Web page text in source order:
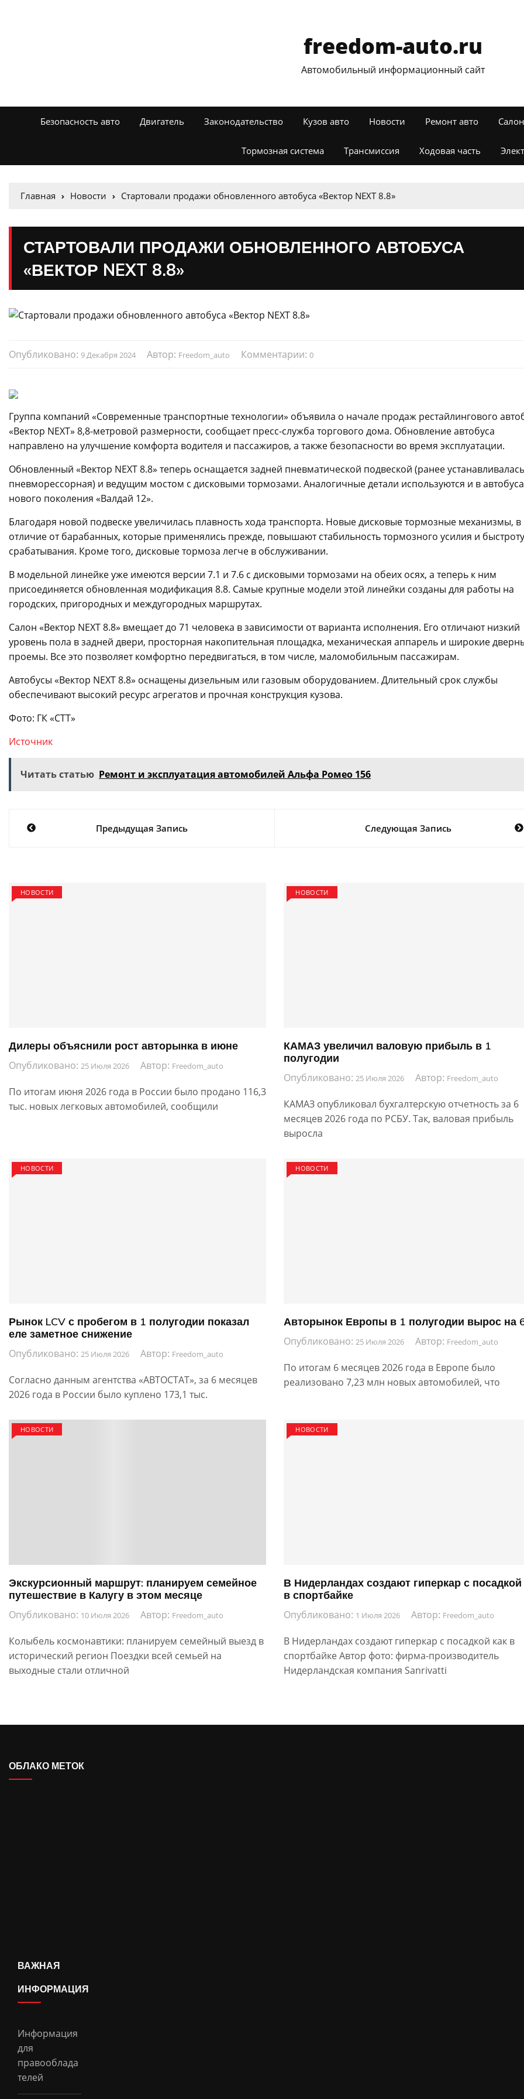
freedom-auto.ru
Автомобильный информационный сайт
Безопасность авто Двигатель Законодательство Кузов авто Новости Ремонт авто
Тормозная система Трансмиссия Ходовая часть
Главная Новости Стартовали продажи обновленного автобуса «Вектор NEXT 8.8»
СТАРТОВАЛИ ПРОДАЖИ ОБНОВЛЕННОГО АВТОБУСА
«ВЕКТОР NEXT 8.8»
Опубликовано: 9 Декабря 2024 Автор: Freedom_auto Комментарии: 0
Группа компаний «Современные транспортные технологии» объявила о начале продаж рестайлингового
«Вектор NEXT» 8,8-метровой размерности, сообщает пресс-служба торгового дома. Обновление автобуса
направлено на улучшение комфорта водителя и пассажиров, а также безопасности во время эксплуатации.
Обновленный «Вектор NEXT 8.8» теперь оснащается задней пневматической подвеской (ранее устанавливалась
пневморессорная) и ведущим мостом с дисковыми тормозами. Аналогичные детали используются и в
нового поколения «Валдай 12».
Благодаря новой подвеске увеличилась плавность хода транспорта. Новые дисковые тормозные механизмы, в
отличие от барабанных, которые применялись прежде, повышают стабильность тормозного усилия и быстроту
срабатывания. Кроме того, дисковые тормоза легче в обслуживании.
В модельной линейке уже имеются версии 7.1 и 7.6 с дисковыми тормозами на обеих осях, а теперь к ним
присоединяется обновленная модификация 8.8. Самые крупные модели этой линейки созданы для работы на
городских, пригородных и междугородных маршрутах.
Салон «Вектор NEXT 8.8» вмещает до 71 человека в зависимости от варианта исполнения. Его отличают низкий
уровень пола в задней двери, просторная накопительная площадка, механическая аппарель и широкие
проемы. Все это позволяет комфортно передвигаться, в том числе, маломобильным пассажирам.
Автобусы «Вектор NEXT 8.8» оснащены дизельным или газовым оборудованием. Длительный срок службы
обеспечивают высокий ресурс агрегатов и прочная конструкция кузова.
Фото: ГК «СТТ»
Источник
Читать статью Ремонт и эксплуатация автомобилей Альфа Ромео 156
НавигацияПредыдущая Запись Следующая Запись
НОВОСТИ
Дилеры объяснили рост авторынка в июне
Опубликовано: 25 Июля 2026 Автор: Freedom_auto
По итогам июня 2026 года в России было продано 116,3
тыс. новых легковых автомобилей, сообщили
НОВОСТИ
КАМАЗ увеличил валовую прибыль в 1
полугодии
Опубликовано:25 Июля 2026 Автор: Freedom_auto
КАМАЗ опубликовал бухгалтерскую отчетность за 6
месяцев 2026 года по РСБУ. Так, валовая прибыль
выросла
НОВОСТИ
Рынок LCV с пробегом в 1 полугодии показал
еле заметное снижение
Опубликовано: 25 Июля 2026 Автор: Freedom_auto
Согласно данным агентства «АВТОСТАТ», за 6 месяцев
2026 года в России было куплено 173,1 тыс.
НОВОСТИ
Авторынок Европы в 1 полугодии вырос на
Опубликовано:25 Июля 2026 Автор: Freedom_auto
По итогам 6 месяцев 2026 года в Европе было
реализовано 7,23 млн новых автомобилей, что
НОВОСТИ
Экскурсионный маршрут: планируем семейное
путешествие в Калугу в этом месяце
Опубликовано: 10 Июля 2026 Автор: Freedom_auto
Колыбель космонавтики: планируем семейный выезд в
исторический регион Поездки всей семьей на
выходные стали отличной
НОВОСТИ
В Нидерландах создают гиперкар с посадкой
в спортбайке
Опубликовано: 1 Июля 2026 Автор: Freedom_auto
В Нидерландах создают гиперкар с посадкой как в
спортбайке Автор фото: фирма-производитель
Нидерландская компания Sanrivatti
ОБЛАКО МЕТОК
ВАЖНАЯ
ИНФОРМАЦИЯ
Информация
для
правооблада
телей